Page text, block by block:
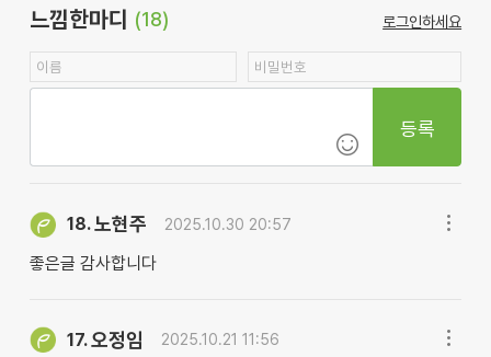
느낌한마디 (18) 로그인하세요
등록
18.노현주 2025.10.30 20:57
좋은글 감사합니다
17.오정임 2025.10.21 11:56